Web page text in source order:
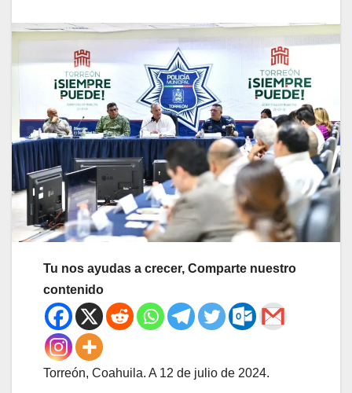
Tu nos ayudas a crecer, Comparte nuestro
contenido
Torreón, Coahuila. A 12 de julio de 2024.